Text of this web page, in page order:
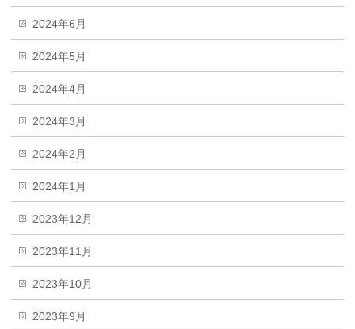
2024年6月
2024年5月
2024年4月
2024年3月
2024年2月
2024年1月
2023年12月
2023年11月
2023年10月
2023年9月